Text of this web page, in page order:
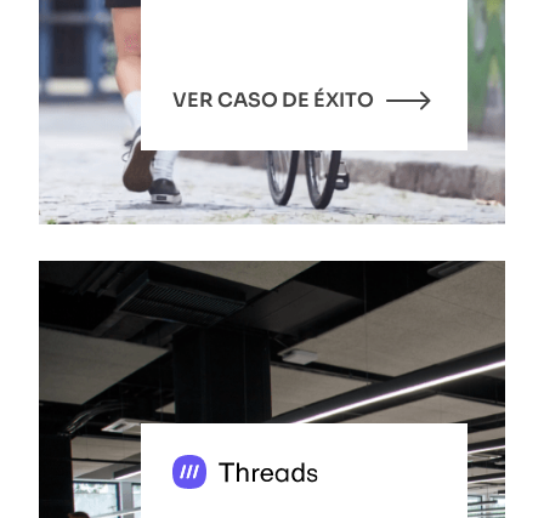
VER CASO DE ÉXITO